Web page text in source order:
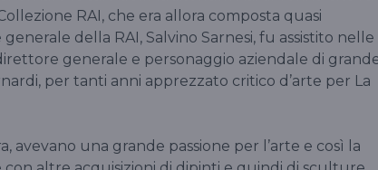
RAI, che era allora composta quasi
della RAI, Salvino Sarnesi, fu assistito nelle
generale e personaggio aziendale di
per tanti anni apprezzato critico d’arte per La
avevano una grande passione per l’arte e così la